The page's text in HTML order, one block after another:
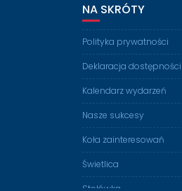
NA SKRÓTY
Polityka prywatności
Deklaracja dostępności
Kalendarz wydarzeń
Nasze sukcesy
Koła zainteresowań
Świetlica